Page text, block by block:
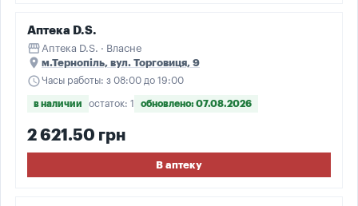
Аптека D.S.
storefront Аптека D.S. · Власне
place м.Тернопіль, вул. Торговиця, 9
scheduleЧасы работы: з 08:00 до 19:00
в наличии остаток: 1 обновлено: 07.08.2026
2 621.50 грн
В аптеку